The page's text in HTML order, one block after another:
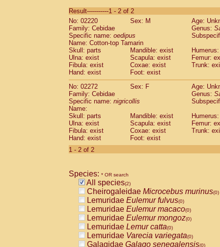
CebidaeSaguinus labiatus(0)
Cebidae Saguinus leucopus (0)
Cebidae
CebidaeSaguinus mystax
Cebidae Saguinus nigricollis (1)
Cebidae Saguinus oedipus
Cebidae Saguinus weddelli
Cebidae Saguinusspp.
Cebidae Aotus trivirgatus
Cebidae
CebidaeCebus apella
Cebidae
Cebidae Cebus nigrivittatus
Cebidae Cebusspp.(0)
Cebidae Saimiri boliviensis
CebidaeSaimiri sciureus(0)
AtelidaeAlouatta caraya(0)
Atelidae Alouatta seniculus
AtelidaeAlouatta
AtelidaeAteles belzebuth(0)
AtelidaeAteles geoffroyi(0)
AtelidaeAteles paniscus(0)
AtelidaeAtelesspp. (0)
AtelidaeLagothrix lagothricha
AtelidaeLagothrix lagothricha cana
PitheciidaeCacajao calvus
Result-----------1 - 2 of 2
No: 02220
Sex: M
Age:
Family: Cebidae
Genus:
Specific name: oedipus
Name: Cotton-top Tamarin
Skull: parts
Mandible: exist
Ulna: exist
Scapula: exist
Femur:
Fibula: exist
Coxae: exist
Trunk:
Hand: exist
Foot: exist
No: 02272
Sex: F
Age:
Family: Cebidae
Genus:
Specific name: nigricollis
Name:
Skull: parts
Mandible: exist
Ulna: exist
Scapula: exist
Femur:
Fibula: exist
Coxae: exist
Trunk:
Hand: exist
Foot: exist
1 - 2 of 2
Species: * OR search
All species(2)
Cheirogaleidae Microcebus murinus(0)
Lemuridae Eulemur fulvus(0)
Lemuridae Eulemur macaco(0)
Lemuridae Eulemur mongoz(0)
Lemuridae Lemur catta(0)
Lemuridae Varecia variegata(0)
Galagidae Galago senegalensis(0)